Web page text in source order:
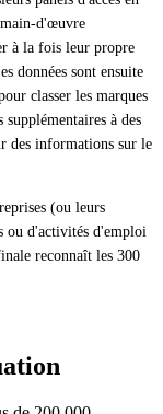
d'œuvre
à la fois leur propre
données sont ensuite
classer les marques
à des
des informations sur le
(ou leurs
ou d'activités d'emploi
reconnaît les 300